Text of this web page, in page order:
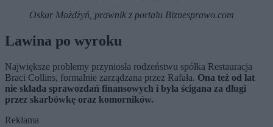
Oskar Możdżyń, prawnik z portalu Biznesprawo.com
Lawina po wyroku
Największe problemy przyniosła rodzeństwu spółka Restauracja
Braci Collins, formalnie zarządzana przez Rafała. Ona też od lat
nie składa sprawozdań finansowych i była ścigana za długi
przez skarbówkę oraz komorników.
Reklama